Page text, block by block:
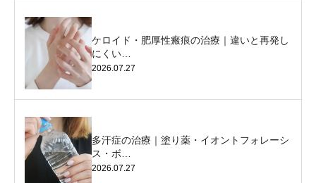
ケロイド・肥厚性瘢痕の治療｜違いと再発し
にくい…
2026.07.27
多汗症の治療｜塗り薬・イオントフォレーシ
ス・ボ…
2026.07.27